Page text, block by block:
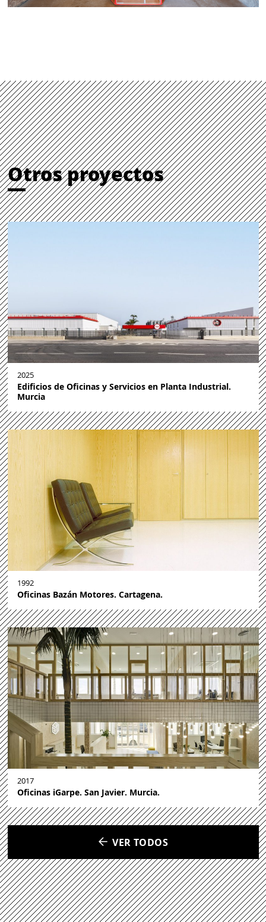
Otros proyectos
2025
Edificios de Oficinas y Servicios en Planta Industrial.
Murcia
1992
Oficinas Bazán Motores. Cartagena.
2017
Oficinas iGarpe. San Javier. Murcia.
VER TODOS